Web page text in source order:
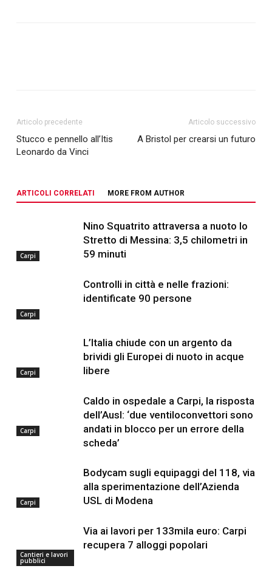
Articolo precedente
Stucco e pennello all’Itis
Leonardo da Vinci
Articolo successivo
A Bristol per crearsi un futuro
ARTICOLI CORRELATI MORE FROM AUTHOR
Carpi
Nino Squatrito attraversa a nuoto lo
Stretto di Messina: 3,5 chilometri in
59 minuti
Carpi
Controlli in città e nelle frazioni:
identificate 90 persone
Carpi
L’Italia chiude con un argento da
brividi gli Europei di nuoto in acque
libere
Carpi
Caldo in ospedale a Carpi, la risposta
dell’Ausl: ‘due ventiloconvettori sono
andati in blocco per un errore della
scheda’
Carpi
Bodycam sugli equipaggi del 118, via
alla sperimentazione dell’Azienda
USL di Modena
Cantieri e lavori
pubblici
Via ai lavori per 133mila euro: Carpi
recupera 7 alloggi popolari